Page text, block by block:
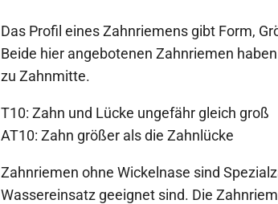
Das Profil eines Zahnriemens gibt Form,
Beide hier angebotenen Zahnriemen
zu Zahnmitte.
T10: Zahn und Lücke ungefähr gleich groß
AT10: Zahn größer als die Zahnlücke
Zahnriemen ohne Wickelnase sind
Wassereinsatz geeignet sind. Die